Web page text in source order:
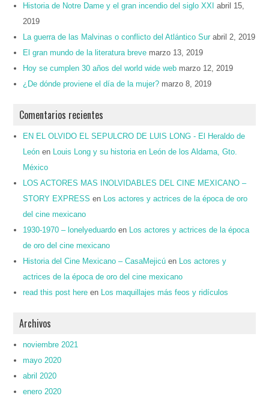
Historia de Notre Dame y el gran incendio del siglo XXI
abril 15,
2019
La guerra de las Malvinas o conflicto del Atlántico Sur abril 2, 2019
El gran mundo de la literatura breve marzo 13, 2019
Hoy se cumplen 30 años del world wide web marzo 12, 2019
¿De dónde proviene el día de la mujer? marzo 8, 2019
Comentarios recientes
EN EL OLVIDO EL SEPULCRO DE LUIS LONG - El Heraldo de
León en
Louis Long y su historia en León de los Aldama, Gto.
México
LOS ACTORES MAS INOLVIDABLES DEL CINE MEXICANO –
STORY EXPRESS en
Los actores y actrices de la época de oro
del cine mexicano
1930-1970 – lonelyeduardo en
Los actores y actrices de la época
de oro del cine mexicano
Historia del Cine Mexicano – CasaMejicú en
Los actores y
actrices de la época de oro del cine mexicano
read this post here en Los maquillajes más feos y ridículos
Archivos
noviembre 2021
mayo 2020
abril 2020
enero 2020